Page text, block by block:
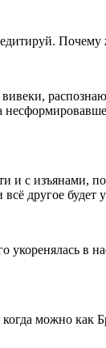
Почему
и с изъянами,
другое будет
укоренялась в
когда можно